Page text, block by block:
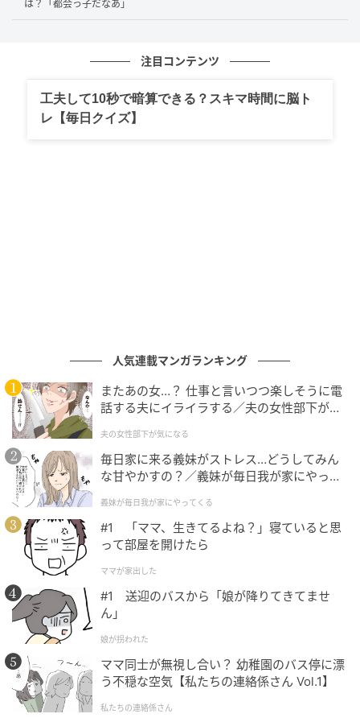
ね」と共感を寄せていました。
慌ただしい毎日のなかで、つい何かを忘れてしまうの
＃1 夫「保育園に受かるなんて普通っしょ」
全く話を聞いていない無自覚夫を捨てるまで
のお話
の記事をもっとみる
は？「都会っ子だなあ」
注目コンテンツ
工夫して10秒で暗算できる？スキマ時間に脳ト
レ【毎日クイズ】
人気連載マンガランキング
またあの女…？ 仕事と言いつつ楽しそうに電
話する夫にイライラする／夫の女性部下が気
夫の女性部下が気になる
毎日家に来る義妹がストレス…どうしてみん
な甘やかすの？／義妹が毎日我が家にやって
が】
義妹が毎日我が家にやってくる
#1 「ママ、生きてるよね？」寝ていると思
って部屋を開けたら
ママが家出した
#1 送迎のバスから「娘が降りてきてませ
ん」
娘が拐われた
ママ同士が無視し合い？ 幼稚園のバス停に漂
う不穏な空気【私たちの連絡係さん Vol.1】
私たちの連絡係さん